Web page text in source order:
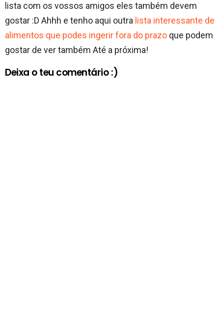
lista com os vossos amigos eles também devem
gostar :D Ahhh e tenho aqui outra lista interessante de
alimentos que podes ingerir fora do prazo que podem
gostar de ver também Até a próxima!
Deixa o teu comentário :)